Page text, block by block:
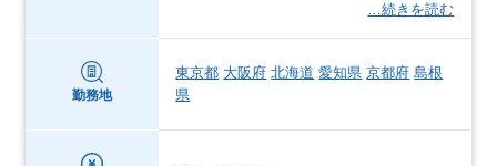
…続きを読む
勤務地
東京都 大阪府 北海道 愛知県 京都府 島根
県